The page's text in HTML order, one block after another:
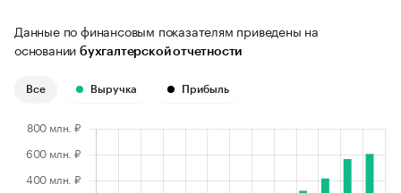
Данные по финансовым показателям приведены на
основании бухгалтерской отчетности
Все Выручка Прибыль